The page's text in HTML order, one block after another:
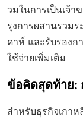
วมในการเป็นเจ้
รุงการผสานรวมร
ดาห์ และรับรอง
ใช้จ่ายเพิ่มเติม
ข้อคิดสุดท้าย:
สำหรับธุรกิจเกา